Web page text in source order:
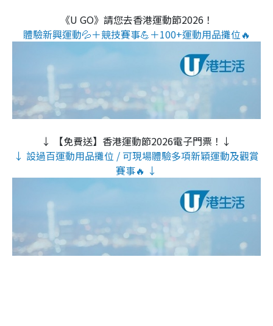
《U GO》請您去香港運動節2026！
體驗新興運動💦＋競技賽事💪＋100+運動用品攤位🔥
↓ 【免費送】香港運動節2026電子門票！↓
↓ 設過百運動用品攤位 / 可現場體驗多項新穎運動及觀賞
賽事🔥 ↓